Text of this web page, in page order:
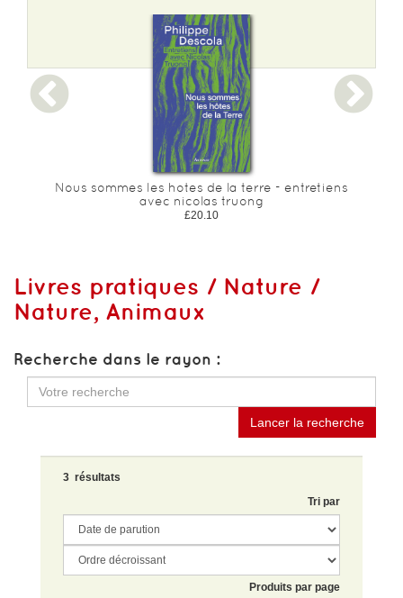
Nous sommes les hotes de la terre - entretiens
avec nicolas truong
£20.10
Livres pratiques / Nature /
Nature, Animaux
Recherche dans le rayon :
Lancer la recherche
3 résultats
Tri par
Produits par page